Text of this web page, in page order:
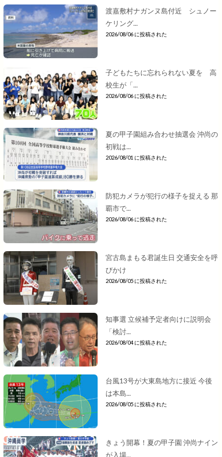
渡嘉敷村ナガンヌ島付近 シュノー
ケリング...
2026/08/06 に投稿された
子どもたちに忘れられない夏を 高
校生が「...
2026/08/06 に投稿された
夏の甲子園組み合わせ抽選会 沖尚の
初戦は...
2026/08/01 に投稿された
防犯カメラが犯行の様子を捉える 那
覇市で...
2026/08/06 に投稿された
宮古島まもる君誕生日 交通安全を呼
びかけ
2026/08/05 に投稿された
知事選 立候補予定者向けに説明会
「検討...
2026/08/04 に投稿された
台風13号が大東島地方に接近 今後
は本島...
2026/08/05 に投稿された
きょう開幕！夏の甲子園 沖尚ナイン
が入場...